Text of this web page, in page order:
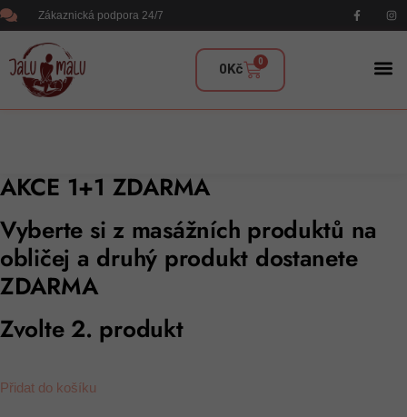
Zákaznická podpora 24/7
0Kč 0
AKCE 1+1 ZDARMA
Vyberte si z masážních produktů na
obličej a druhý produkt dostanete
ZDARMA
Zvolte 2. produkt
Přidat do košíku